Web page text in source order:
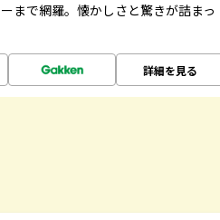
まで網羅。懐かしさと驚きが詰まっ
詳細を見る